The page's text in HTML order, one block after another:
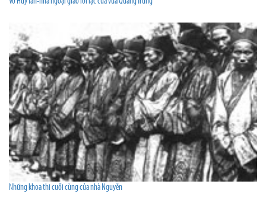
Những khoa thi cuối cùng của nhà Nguyễn